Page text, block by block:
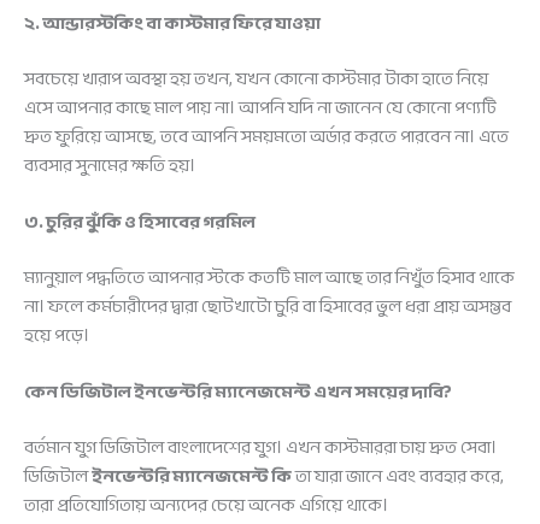
২. আন্ডারস্টকিং বা কাস্টমার ফিরে যাওয়া
সবচেয়ে খারাপ অবস্থা হয় তখন, যখন কোনো কাস্টমার টাকা হাতে নিয়ে
এসে আপনার কাছে মাল পায় না। আপনি যদি না জানেন যে কোনো পণ্যটি
দ্রুত ফুরিয়ে আসছে, তবে আপনি সময়মতো অর্ডার করতে পারবেন না। এতে
ব্যবসার সুনামের ক্ষতি হয়।
৩. চুরির ঝুঁকি ও হিসাবের গরমিল
ম্যানুয়াল পদ্ধতিতে আপনার স্টকে কতটি মাল আছে তার নিখুঁত হিসাব থাকে
না। ফলে কর্মচারীদের দ্বারা ছোটখাটো চুরি বা হিসাবের ভুল ধরা প্রায় অসম্ভব
হয়ে পড়ে।
কেন ডিজিটাল ইনভেন্টরি ম্যানেজমেন্ট এখন সময়ের দাবি?
বর্তমান যুগ ডিজিটাল বাংলাদেশের যুগ। এখন কাস্টমাররা চায় দ্রুত সেবা।
ডিজিটালইনভেন্টরি ম্যানেজমেন্ট কিতা যারা জানে এবং ব্যবহার করে,
তারা প্রতিযোগিতায় অন্যদের চেয়ে অনেক এগিয়ে থাকে।